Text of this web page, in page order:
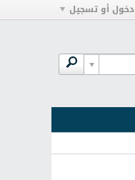
دخول أو تسجيل